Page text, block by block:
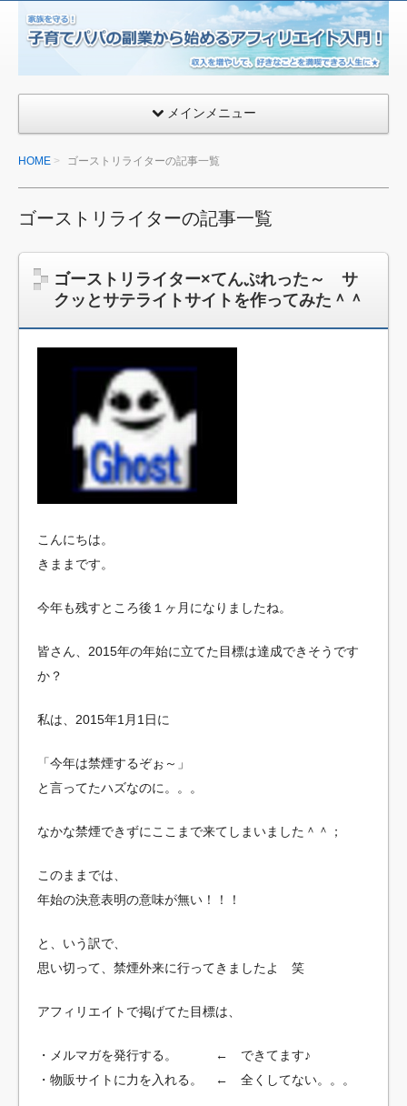
子
育
て
パ
副
業
か
始
め
る
ア
フ
門
メインメニュー
HOME ゴーストリライターの記事一覧
ゴーストリライターの記事一覧
ゴーストリライター×てんぷれった～ サ
クッとサテライトサイトを作ってみた＾＾
こんにちは。
きままです。
今年も残すところ後１ヶ月になりましたね。
皆さん、2015年の年始に立てた目標は達成できそうです
か？
私は、2015年1月1日に
「今年は禁煙するぞぉ～」
と言ってたハズなのに。。。
なかな禁煙できずにここまで来てしまいました＾＾；
このままでは、
年始の決意表明の意味が無い！！！
と、いう訳で、
思い切って、禁煙外来に行ってきましたよ 笑
アフィリエイトで掲げてた目標は、
・メルマガを発行する。 ← できてます♪
・物販サイトに力を入れる。 ← 全くしてない。。。